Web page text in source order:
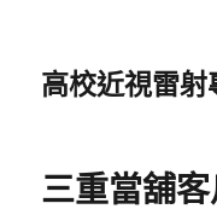
高校近視雷
三重當舖